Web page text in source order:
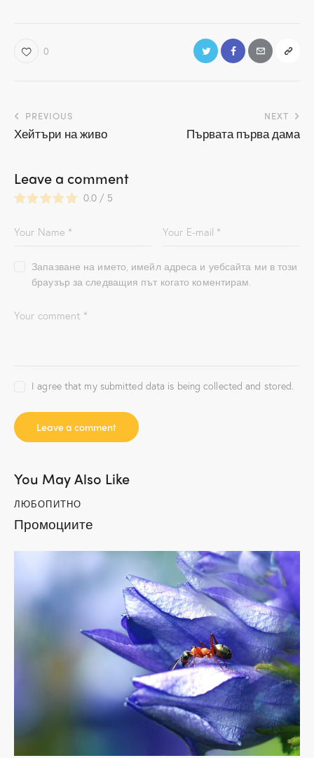
0
Навигация
PREVIOUS
Хейтъри на живо
NEXT
Първата първа дама
Leave a comment
0.0 / 5
Запазване на името, имейл адреса и уебсайта ми в този
браузър за следващия път когато коментирам.
I agree that my submitted data is being collected and stored.
You May Also Like
ЛЮБОПИТНО
Промоциите